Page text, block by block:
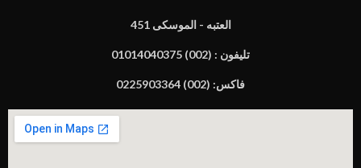
451 العتبه - الموسكى
تليفون : (002) 01014040375
فاكس: (002) 0225903364